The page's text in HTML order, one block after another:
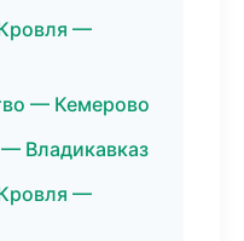
—
— Кемерово
Владикавказ
—